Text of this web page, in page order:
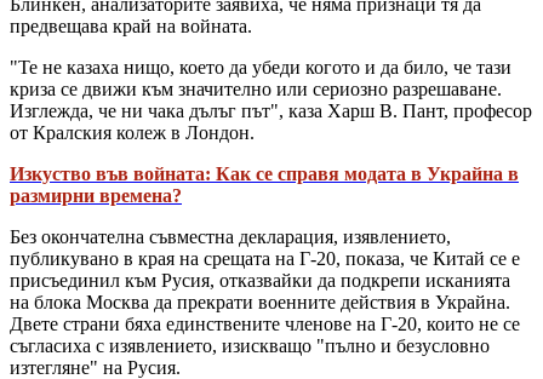
предвещава край на войната.
"Те не казаха нищо, което да убеди когото и да било, че тази
криза се движи към значително или сериозно разрешаване.
Изглежда, че ни чака дълъг път", каза Харш В. Пант, професор
от Кралския колеж в Лондон.
Изкуство във войната: Как се справя модата в Украйна в
размирни времена?
Без окончателна съвместна декларация, изявлението,
публикувано в края на срещата на Г-20, показа, че Китай се е
присъединил към Русия, отказвайки да подкрепи исканията
на блока Москва да прекрати военните действия в Украйна.
Двете страни бяха единствените членове на Г-20, които не се
съгласиха с изявлението, изискващо "пълно и безусловно
изтегляне" на Русия.